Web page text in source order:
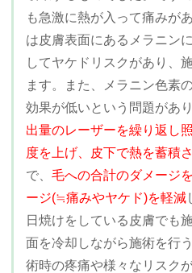
も急激に熱が入って痛みが
は皮膚表面にあるメラニン
してヤケドリスクがあり、
ます。また、メラニン色素
効果が低いという問題があ
出量のレーザーを繰り返し
度を上げ、皮下で熱を蓄積
で、毛への合計のダメージ
ージ(≒痛みやヤケド)を軽減
日焼けをしている皮膚でも
面を冷却しながら施術を行
術時の疼痛や様々なリスク